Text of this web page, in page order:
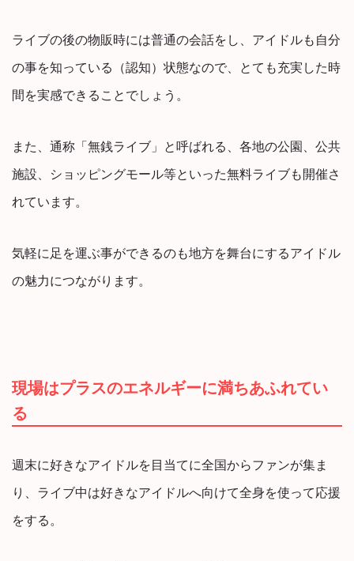
ライブの後の物販時には普通の会話をし、アイドルも自分
の事を知っている（認知）状態なので、とても充実した時
間を実感できることでしょう。
また、通称「無銭ライブ」と呼ばれる、各地の公園、公共
施設、ショッピングモール等といった無料ライブも開催さ
れています。
気軽に足を運ぶ事ができるのも地方を舞台にするアイドル
の魅力につながります。
現場はプラスのエネルギーに満ちあふれてい
る
週末に好きなアイドルを目当てに全国からファンが集ま
り、ライブ中は好きなアイドルへ向けて全身を使って応援
をする。